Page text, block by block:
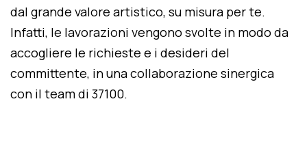
dal grande valore artistico, su misura per te.
Infatti, le lavorazioni vengono svolte in modo da
accogliere le richieste e i desideri del
committente, in una collaborazione sinergica
con il team di 37100.